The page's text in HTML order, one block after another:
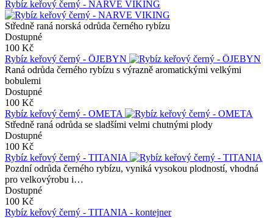
Rybíz keřový černý - NARVE VIKING
Středně raná norská odrůda černého rybízu
Dostupné
100 Kč
Rybíz keřový černý - ÖJEBYN
Raná odrůda černého rybízu s výrazně aromatickými velkými
bobulemi
Dostupné
100 Kč
Rybíz keřový černý - OMETA
Středně raná odrůda se sladšími velmi chutnými plody
Dostupné
100 Kč
Rybíz keřový černý - TITANIA
Pozdní odrůda černého rybízu, vyniká vysokou plodností, vhodná
pro velkovýrobu i…
Dostupné
100 Kč
Rybíz keřový černý - TITANIA - kontejner